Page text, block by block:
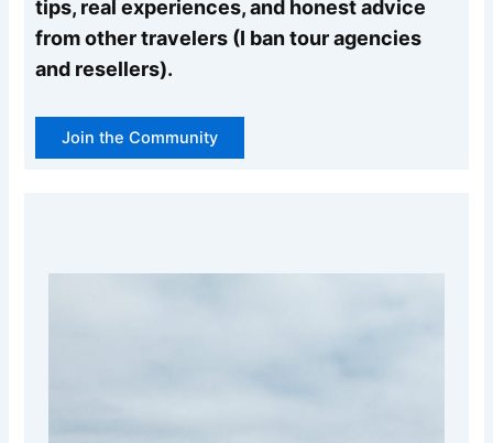
tips, real experiences, and honest advice
from other travelers (I ban tour agencies
and resellers).
Join the Community